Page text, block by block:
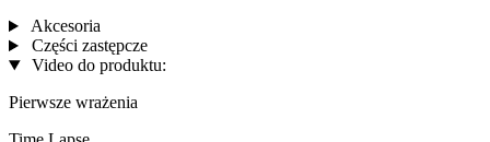
Akcesoria
Części zastępcze
Video do produktu:
Pierwsze wrażenia